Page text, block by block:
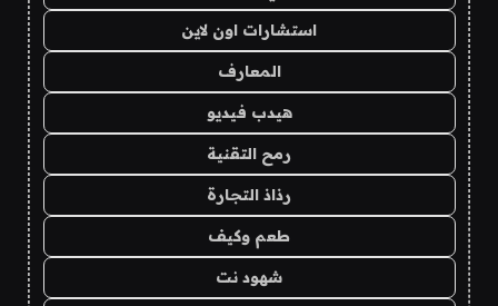
استشارات اون لاين
المعارف
هيدب فيديو
رمح التقنية
رذاذ التجارة
طعم وكيف
شهود نت